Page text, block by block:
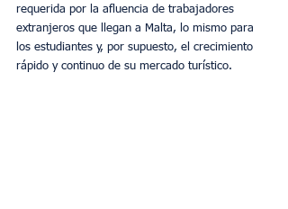
requerida por la afluencia de trabajadores
extranjeros que llegan a Malta, lo mismo para
los estudiantes y, por supuesto, el crecimiento
rápido y continuo de su mercado turístico.